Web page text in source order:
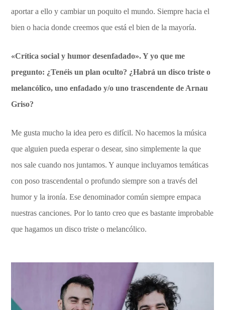
aportar a ello y cambiar un poquito el mundo. Siempre hacia el
bien o hacia donde creemos que está el bien de la mayoría.
«Crítica social y humor desenfadado». Y yo que me
pregunto: ¿Tenéis un plan oculto? ¿Habrá un disco triste o
melancólico, uno enfadado y/o uno trascendente de Arnau
Griso?
Me gusta mucho la idea pero es difícil. No hacemos la música
que alguien pueda esperar o desear, sino simplemente la que
nos sale cuando nos juntamos. Y aunque incluyamos temáticas
con poso trascendental o profundo siempre son a través del
humor y la ironía. Ese denominador común siempre empaca
nuestras canciones. Por lo tanto creo que es bastante improbable
que hagamos un disco triste o melancólico.